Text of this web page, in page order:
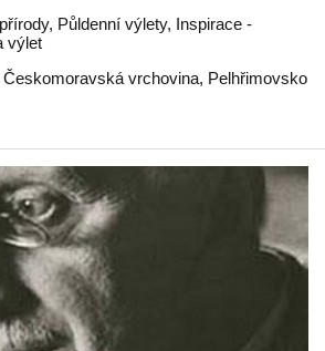
Půldenní výlety, Inspirace -
výlet
Českomoravská vrchovina, Pelhřimovsko